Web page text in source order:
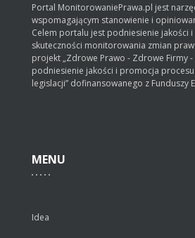
Portal MonitorowaniePrawa.pl jest
wspomagającym stanowienie i
Celem portalu jest podniesienie jakości
skuteczności monitorowania zmian
projekt „Zdrowe Prawo - Zdrowe Firmy
podniesienie jakości i promocja
legislacji” dofinansowanego z Funduszy
MENU
Idea